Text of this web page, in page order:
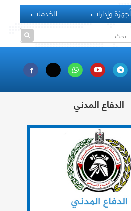
أجهزة وإدارات الخدمات
الدفاع المدني